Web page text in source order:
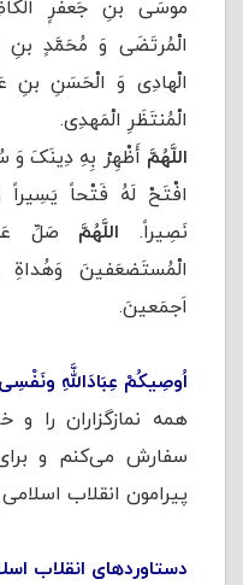
موسَی بنِ جَعفَرٍ
الْمُرتَضَی وَ مُحَمَّدٍ بنِ
الْهادِی وَ الْحَسَنِ بنِ
الْمُنتَظَرِ الْمَهدِی.
اللَّهُمَّ أَظْهِرْ بِهِ دِینَکَ وَ
افْتَحْ لَهُ فَتْحاً
نَصِیراً. اللَّهُمَّ صَلِّ
الْمُستَضعَفینَ وَهُداةِ
اَجمَعینَ.
اُوصِیكُمْ عِبَادَاللَّهِ
همه نمازگزاران را
سفارش می‌کنم و
پیرامون انقلاب
دستاوردهای انقلاب